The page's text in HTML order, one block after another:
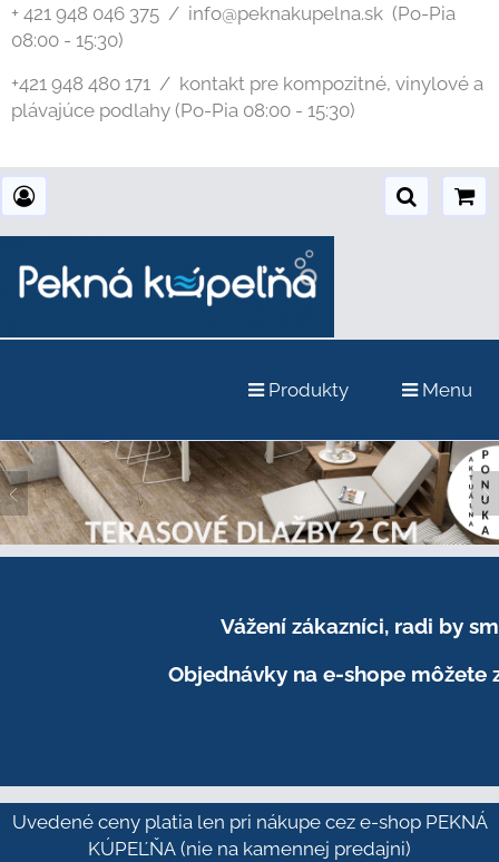
+ 421 948 046 375 / info@peknakupelna.sk (Po-Pia
08:00 - 15:30)
+421 948 480 171 / kontakt pre kompozitné, vinylové a
plávajúce podlahy (Po-Pia 08:00 - 15:30)
Produkty Menu
Vážení zákazníci, radi by
Objednávky na e-shope môžete
Uvedené ceny platia len pri nákupe cez e-shop PEKNÁ
KÚPEĽŇA (nie na kamennej predajni)